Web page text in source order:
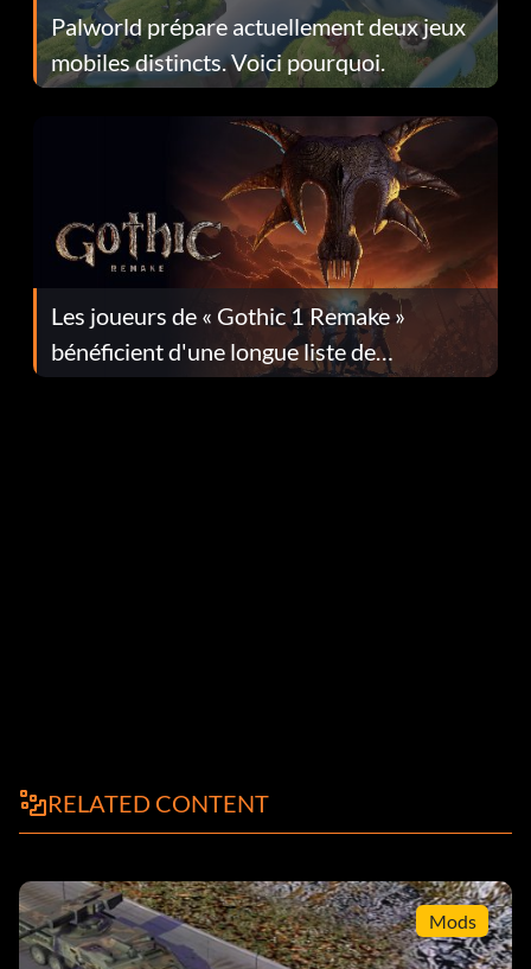
Palworld prépare actuellement deux jeux
mobiles distincts. Voici pourquoi.
Les joueurs de « Gothic 1 Remake »
bénéficient d'une longue liste de
corrections dans la mise à jour 1.0.4
RELATED CONTENT
Mods